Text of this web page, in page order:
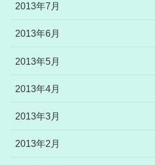
2013年7月
2013年6月
2013年5月
2013年4月
2013年3月
2013年2月